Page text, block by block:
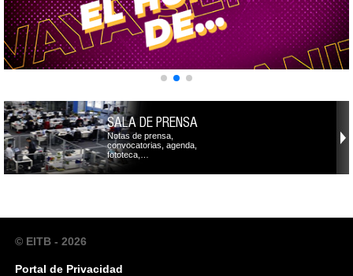
SALA DE PRENSA
Notas de prensa,
convocatorias, agenda,
fototeca,…
© EITB - 2026
Portal de Privacidad